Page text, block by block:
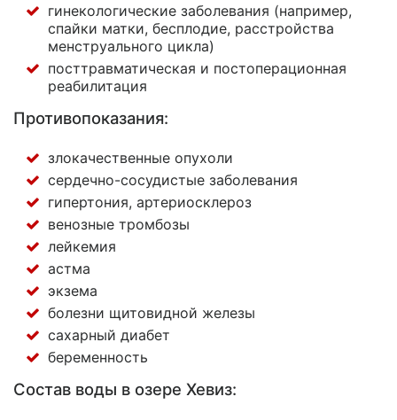
гинекологические заболевания (например,
спайки матки, бесплодие, расстройства
менструального цикла)
посттравматическая и постоперационная
реабилитация
Противопоказания:
злокачественные опухоли
сердечно-сосудистые заболевания
гипертония, артериосклероз
венозные тромбозы
лейкемия
астма
экзема
болезни щитовидной железы
сахарный диабет
беременность
Состав воды в озере Хевиз: